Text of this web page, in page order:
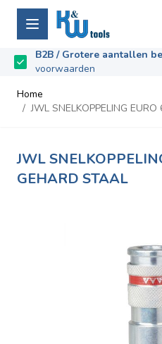
Ga naar de inhoud
B2B / Grotere aantallen
voorwaarden
Beoordeeld met 9.5/10-
Home
/ JWL SNELKOPPELING
JWL
GEHARD STAAL